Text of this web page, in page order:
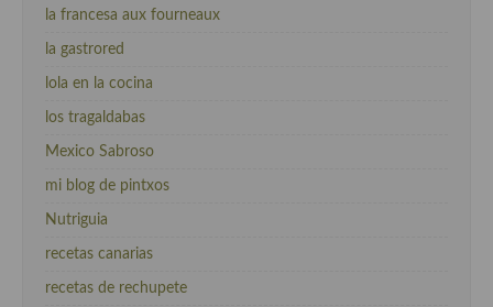
la francesa aux fourneaux
la gastrored
lola en la cocina
los tragaldabas
Mexico Sabroso
mi blog de pintxos
Nutriguia
recetas canarias
recetas de rechupete